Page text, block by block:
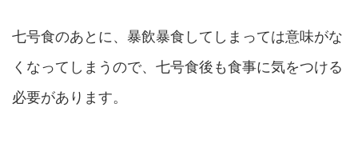
七号食のあとに、暴飲暴食してしまっては意味がな
くなってしまうので、七号食後も食事に気をつける
必要があります。